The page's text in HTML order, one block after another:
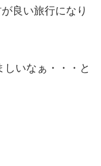
良い旅行になり
いなぁ・・・と